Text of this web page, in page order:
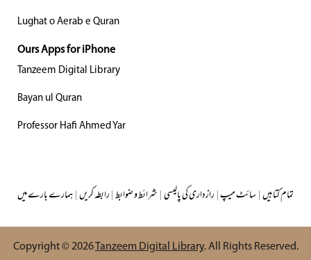
Lughat o Aerab e Quran
Ours Apps for iPhone
Tanzeem Digital Library
Bayan ul Quran
Professor Hafi Ahmed Yar
ہمارے بارے میں|رابطہ کریں|شرائط و ضوابط|رازداری کی پالیسی|سائٹ میپ|تمام کتابیں
Copyright © 2026Tanzeem Digital Library. All Rights Reserved.